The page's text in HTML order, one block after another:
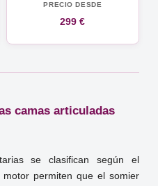
PRECIO DESDE
299 €
camas articuladas
se clasifican según el
permiten que el somier